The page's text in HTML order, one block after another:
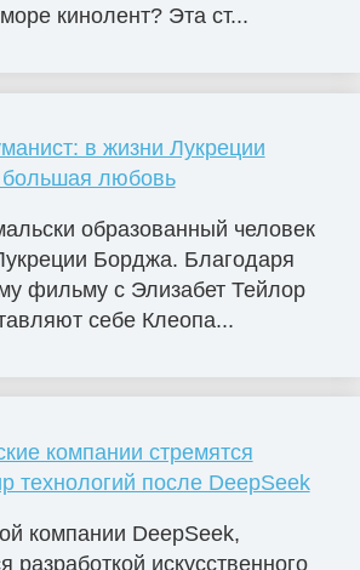
кинолент? Эта ст...
в жизни Лукреции
любовь
образованный человек
Борджа. Благодаря
фильму с Элизабет Тейлор
себе Клеопа...
компании стремятся
технологий после DeepSeek
компании DeepSeek,
искусственного